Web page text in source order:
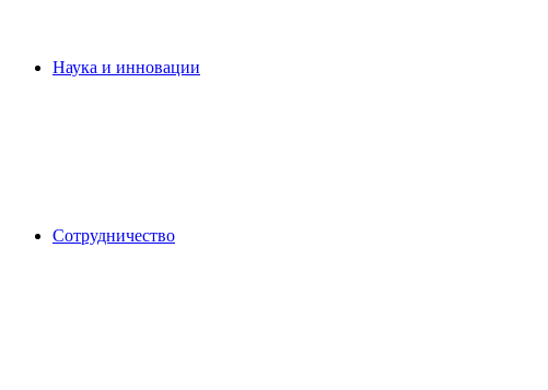
Наука и инновации
Сотрудничество